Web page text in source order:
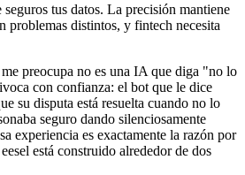
tus datos. La precisión mantiene
problemas distintos, y fintech necesita
preocupa no es una IA que diga "no lo
con confianza: el bot que le dice
su disputa está resuelta cuando no lo
seguro dando silenciosamente
experiencia es exactamente la razón por
está construido alrededor de dos